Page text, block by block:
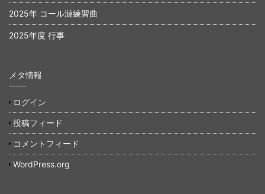
2025年 コール漣練習曲
2025年度 行事
メタ情報
ログイン
投稿フィード
コメントフィード
WordPress.org